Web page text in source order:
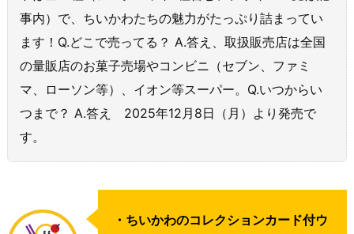
事内）で、ちいかわたちの魅力がたっぷり詰まってい
ます！Q.どこで売ってる？ A.答え、取扱販売店は全国
の量販店のお菓子売場やコンビニ（セブン、ファミ
マ、ローソン等）、イオン等スーパー。Q.いつからい
つまで？ A.答え 2025年12月8日（月）より発売で
す。
・ちいかわのコレクションカード付ウ